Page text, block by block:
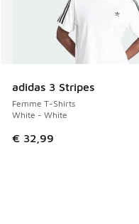
adidas 3 Stripes
Femme T-Shirts
White - White
€ 32,99